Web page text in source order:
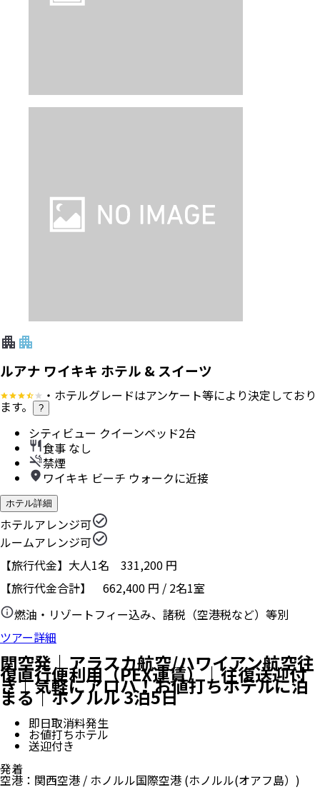
ルアナ ワイキキ ホテル & スイーツ
・ホテルグレードはアンケート等により決定しており
ます。 ?
シティビュー クイーンベッド2台
食事 なし
禁煙
ワイキキ ビーチ ウォークに近接
ホテル詳細
ホテルアレンジ可
ルームアレンジ可
【旅行代金】大人1名 331,200 円
【旅行代金合計】 662,400 円 / 2名1室
燃油・リゾートフィー込み、諸税（空港税など）等別
ツアー詳細
関空発｜アラスカ航空/ハワイアン航空往
復直行便利用（PEX運賃）｜往復送迎付
き｜気軽にアロハ！お値打ちホテルに泊
まる｜ホノルル 3泊5日
即日取消料発生
お値打ちホテル
送迎付き
発着
空港 ： 関西空港 / ホノルル国際空港 (ホノルル(オアフ島）)